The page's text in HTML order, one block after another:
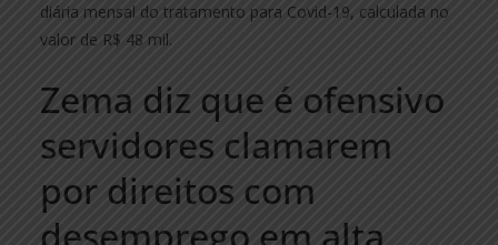
diária mensal do tratamento para Covid-19, calculada no
valor de R$ 48 mil.
Zema diz que é ofensivo
servidores clamarem
por direitos com